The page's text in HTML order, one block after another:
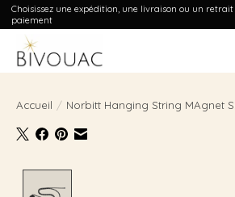
Choisissez une expédition, une livraison ou un
paiement
Accueil / Norbitt Hanging String MAgnet